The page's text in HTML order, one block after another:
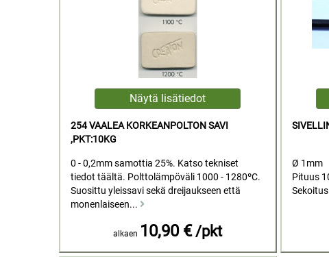
254 VAALEA KORKEANPOLTON SAVI
,PKT:10KG
0 - 0,2mm samottia 25%. Katso tekniset
tiedot täältä. Polttolämpöväli 1000 - 1280ºC.
Suosittu yleissavi sekä dreijaukseen että
monenlaiseen...
alkaen 10,90 € /pkt
Ø 1mm
Pituus